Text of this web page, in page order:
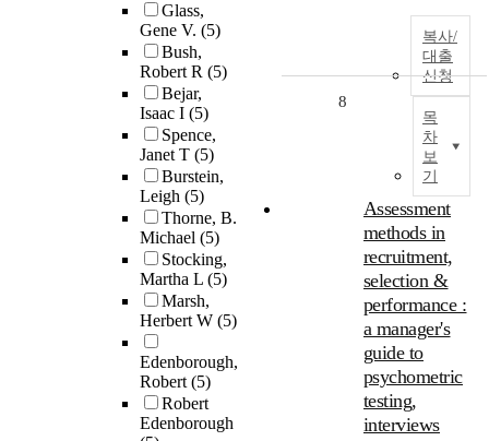
Glass,
Gene V. (5)
Bush,
Robert R (5)
Bejar,
Isaac I (5)
Spence,
Janet T (5)
Burstein,
Leigh (5)
Thorne, B.
Michael (5)
Stocking,
Martha L (5)
Marsh,
Herbert W (5)
Edenborough,
Robert(5)
Robert
Edenborough
복사/
대출
신청
목
차
보
기
8
Assessment
methods in
recruitment,
selection &
performance :
a manager's
guide to
psychometric
testing,
interviews